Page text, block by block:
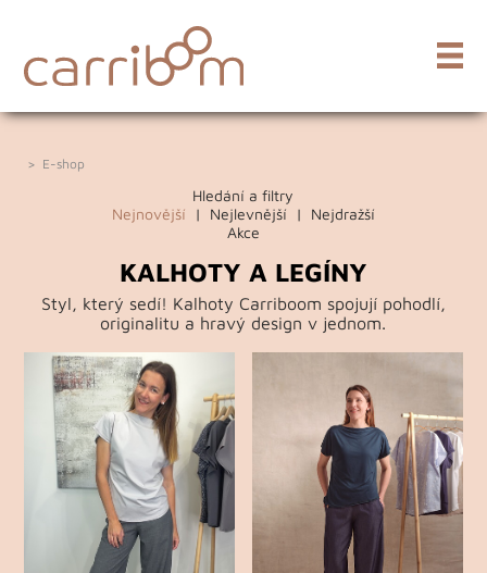
> E-shop
Hledání a filtry
Nejnovější | Nejlevnější | Nejdražší
Akce
KALHOTY A LEGÍNY
Styl, který sedí! Kalhoty Carriboom spojují pohodlí,
originalitu a hravý design v jednom.